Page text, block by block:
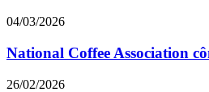
04/03/2026
National Coffee Association
26/02/2026